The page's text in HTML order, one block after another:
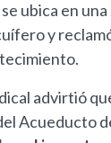
ubica en
y
advirtió
Acueducto